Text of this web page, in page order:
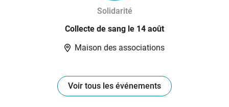
Solidarité
Collecte de sang le 14 août
Maison des associations
Voir tous les événements